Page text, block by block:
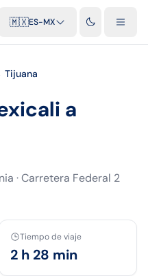
🇲🇽ES-MX
Tijuana
a
·Carretera Federal 2
Tiempo de viaje
2 h 28 min